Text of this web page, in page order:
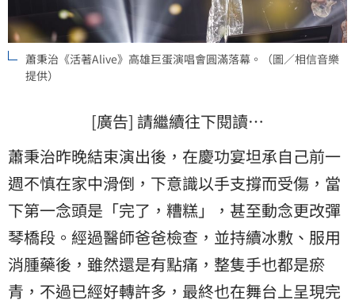
蕭秉治《活著Alive》高雄巨蛋演唱會圓滿落幕。（圖／相信音樂
提供）
[廣告] 請繼續往下閱讀…
蕭秉治昨晚結束演出後，在慶功宴坦承自己前一
週不慎在家中滑倒，下意識以手支撐而受傷，當
下第一念頭是「完了，糟糕」，甚至動念更改彈
琴橋段。經過醫師爸爸檢查，並持續冰敷、服用
消腫藥後，雖然還是有點痛，整隻手也都是瘀
青，不過已經好轉許多，最終也在舞台上呈現完